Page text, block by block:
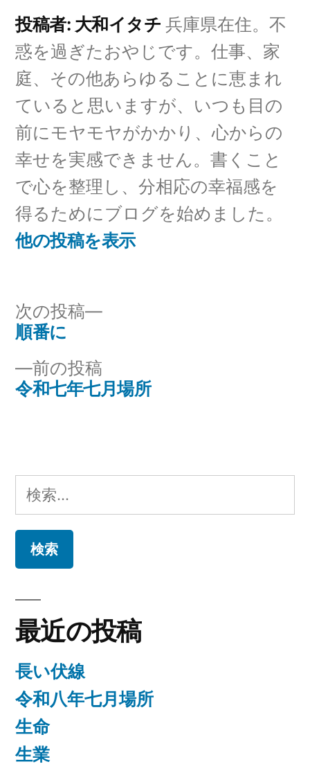
ー:
投稿者: 大和イタチ 兵庫県在住。不
惑を過ぎたおやじです。仕事、家
庭、その他あらゆることに恵まれ
ていると思いますが、いつも目の
前にモヤモヤがかかり、心からの
幸せを実感できません。書くこと
で心を整理し、分相応の幸福感を
得るためにブログを始めました。
他の投稿を表示
投
稿
ナ
ゲ
シ
ョ
ン
前の投稿
の
令和七年七月場所
次の投稿
次
順番に
検
索:
最近の投稿
長い伏線
令和八年七月場所
生命
生業